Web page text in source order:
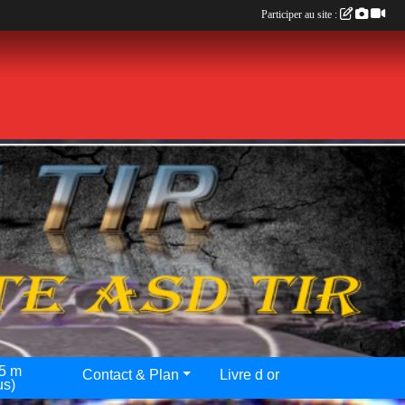
m
Contact & Plan Livre d or
Participer au site :